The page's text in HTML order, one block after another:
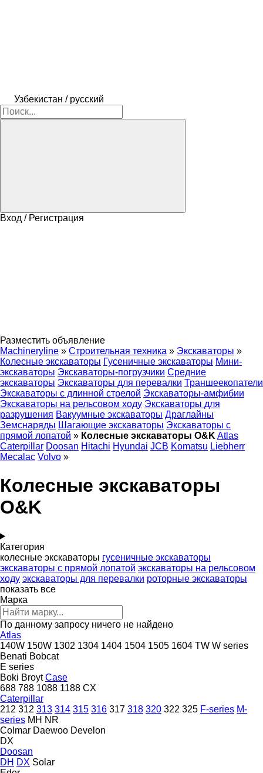
Узбекистан / русский
Вход / Регистрация
Разместить объявление
Machineryline » Строительная техника » Экскаваторы »
Колесные экскаваторы Гусеничные экскаваторы Мини-
экскаваторы Экскаваторы-погрузчики Средние
экскаваторы Экскаваторы для перевалки Траншеекопатели
Экскаваторы с длинной стрелой Экскаваторы-амфибии
Экскаваторы на рельсовом ходу Экскаваторы для
разрушения Вакуумные экскаваторы Драглайны
Земснаряды Шагающие экскаваторы Экскаваторы с
прямой лопатой » Колесные экскаваторы O&K Atlas
Caterpillar Doosan Hitachi Hyundai JCB Komatsu Liebherr
Mecalac Volvo »
Колесные экскаваторы
O&K
Категория
колесные экскаваторы гусеничные экскаваторы
экскаваторы с прямой лопатой экскаваторы на рельсовом
ходу экскаваторы для перевалки роторные экскаваторы
показать все
Марка
По данному запросу ничего не найдено
Atlas
140W 150W 1302 1304 1404 1504 1505 1604 TW W series
Benati Bobcat
E series
Boki Broyt Case
688 788 1088 1188 CX
Caterpillar
212 312 313 314 315 316 317 318 320 322 325 F-series M-
series MH NR
Colmar Daewoo Develon
DX
Doosan
DH DX Solar